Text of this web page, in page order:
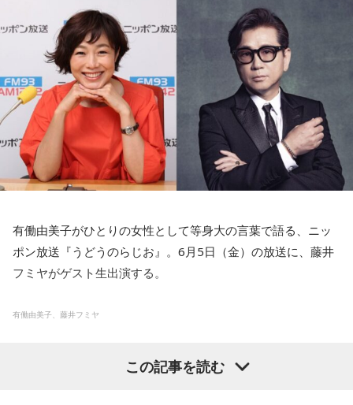
『5』をラッキーナンバーにして頑張ってきました」
「この『千曲川』は、もともと星野哲郎先生と猪俣公章先生
による作品で、レッスン曲だったんです。それを山口洋子先
生が『この曲をください』と言って詞を書き直し、『千曲
川』として生まれ変わりました。星野先生が書かれた元の詞
が変わり、大ヒットしたので、先生もさぞかし複雑な気持ち
だったでしょうね（笑）」と、当時を振り返りながら笑顔で
語ってくれました。
五木ひろし
今年4月8日に発売された新曲『千年の懸想文（けそうぶ
手がけた意欲作です。
久保真見さんの詩に、私が曲をつけました。とてもエネルギ
仙台市と同じぐらいの人口なんですけれども、周りが……これ
以前、お伝えしたんですけれども、この州で言うと、80%ぐ
らいがロシア軍に占領されているわけです。
で、日常的にひっきりなしに、空襲警報が鳴り響き、遠雷の
ような感じで砲撃の音が聞こえたり、戦闘用ドローンの『ウ
ィーン』っていう、すごく嫌な音が聞こえたりするわけです
けど。私がいる間は市内に大きな攻撃はなかったんですね。
戦争が生活になってしまっている4年半という間に、ロシア政
府のプーチン大統領が求めているものは、領土のことはもち
デンティティですとか、ウクライナが独立した文化であると
いうことを打ち消したいというか、それは全部もう母なるロ
シアの一部であるという、非常に歴史認識としては誤ったプ
すけど、ウクライナの人々は300年の間に帝政ロシアからソ
ですけれど、常にロシアによって、自分たちの文化を否定さ
キャンベル「事前には出来ないですね、そういう情報が全然
ないんです。
まあ幸い、予約は取れたんですけれども、3段ベッドがキャビ
ンの中にありまして、こう割り当てられる3段ベッドの一番上
か一番下かによって、天国と地獄のぐらいの違いがありまし
て（笑）」
武田「キャンベルさんは？」
たので（笑）、あの座位が取れないんですよ、座れなくて、
40cmぐらいかな、天井まで」
ね？」
「そうなんです。右も左も荷物が置けないよう
有働由美子がひとりの女性として等身大の言葉で語る、ニッ
ポン放送『うどうのらじお』。6月5日（金）の放送に、藤井
フミヤがゲスト生出演する。
有働由美子、藤井フミヤ
ズバッと本音で語り合う人気企画「スナック由美子」の第37
この記事を読む